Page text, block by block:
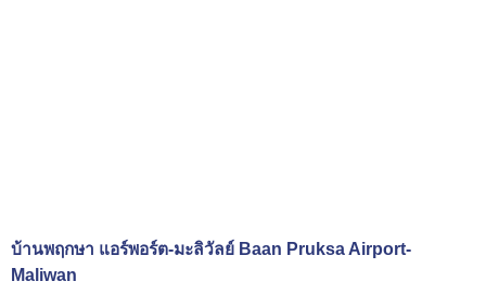
บ้านพฤกษา แอร์พอร์ต-มะลิวัลย์ Baan Pruksa Airport-
Maliwan